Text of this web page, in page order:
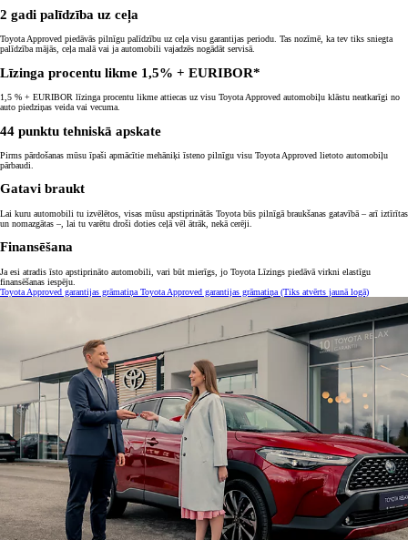
2 gadi palīdzība uz ceļa
Toyota Approved piedāvās pilnīgu palīdzību uz ceļa visu garantijas periodu. Tas nozīmē, ka tev tiks sniegta
palīdzība mājās, ceļa malā vai ja automobili vajadzēs nogādāt servisā.
Līzinga procentu likme 1,5% + EURIBOR*
1,5 % + EURIBOR līzinga procentu likme attiecas uz visu Toyota Approved automobiļu klāstu neatkarīgi no
auto piedziņas veida vai vecuma.
44 punktu tehniskā apskate
Pirms pārdošanas mūsu īpaši apmācītie mehāniķi īsteno pilnīgu visu Toyota Approved lietoto automobiļu
pārbaudi.
Gatavi braukt
Lai kuru automobili tu izvēlētos, visas mūsu apstiprinātās Toyota būs pilnīgā braukšanas gatavībā – arī iztīrītas
un nomazgātas –, lai tu varētu droši doties ceļā vēl ātrāk, nekā cerēji.
Finansēšana
Ja esi atradis īsto apstiprināto automobili, vari būt mierīgs, jo Toyota Līzings piedāvā virkni elastīgu
finansēšanas iespēju.
Toyota Approved garantijas grāmatiņa Toyota Approved garantijas grāmatiņa (Tiks atvērts jaunā logā)